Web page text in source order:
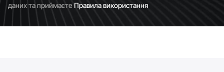
даних та приймаєтеПравила використання